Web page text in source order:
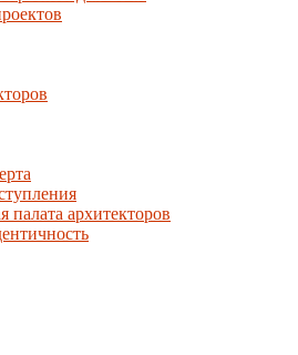
палата архитекторов